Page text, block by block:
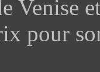
Venise
pour